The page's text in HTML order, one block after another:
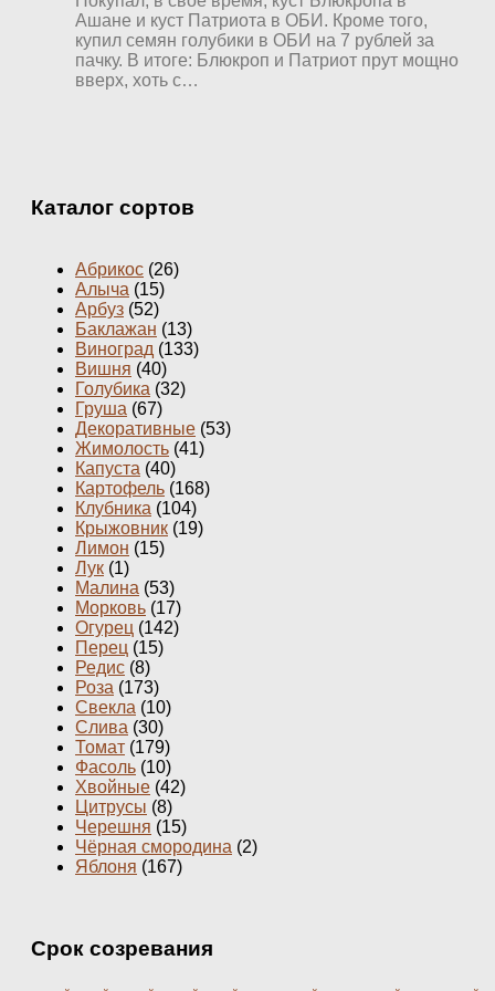
Ашане и куст Патриота в ОБИ. Кроме того,
купил семян голубики в ОБИ на 7 рублей за
пачку. В итоге: Блюкроп и Патриот прут мощно
вверх, хоть с…
Каталог сортов
Абрикос (26)
Алыча (15)
Арбуз (52)
Баклажан (13)
Виноград (133)
Вишня (40)
Голубика (32)
Груша (67)
Декоративные (53)
Жимолость (41)
Капуста (40)
Картофель (168)
Клубника (104)
Крыжовник (19)
Лимон (15)
Лук (1)
Малина (53)
Морковь (17)
Огурец (142)
Перец (15)
Редис (8)
Роза (173)
Свекла (10)
Слива (30)
Томат (179)
Фасоль (10)
Хвойные (42)
Цитрусы (8)
Черешня (15)
Чёрная смородина (2)
Яблоня (167)
Срок созревания